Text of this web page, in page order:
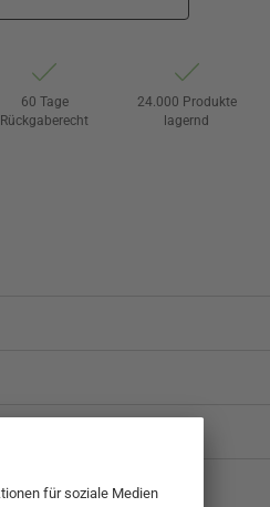
60 Tage
Rückgaberecht
24.000 Produkte
lagernd